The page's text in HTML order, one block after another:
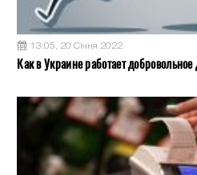
13:05, 20 Січня 2022
Как в Украине работает